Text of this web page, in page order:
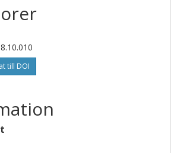
till DOI